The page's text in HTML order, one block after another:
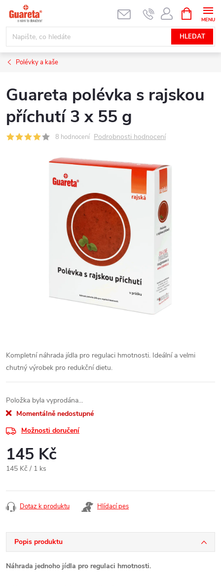
obsah
HLEDAT
NÁKUPNÍ
KOŠÍK
Polévky a kaše
Guareta polévka s rajskou
příchutí 3 x 55 g
8 hodnocení Podrobnosti hodnocení
Kompletní náhrada jídla pro regulaci hmotnosti. Ideální a velmi
chutný výrobek pro redukční dietu.
Položka byla vyprodána…
Momentálně nedostupné
Možnosti doručení
145 Kč
Měrná
145 Kč / 1 ks
Dotaz k produktu Hlídací pes
Popis produktu
Náhrada jednoho jídla pro regulaci hmotnosti.